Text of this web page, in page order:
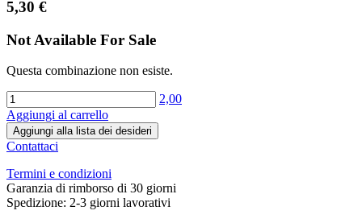
5,30 €
Not Available For Sale
Questa combinazione non esiste.
2,00
Aggiungi al carrello
Aggiungi alla lista dei desideri
Contattaci
Termini e condizioni
Garanzia di rimborso di 30 giorni
Spedizione: 2-3 giorni lavorativi